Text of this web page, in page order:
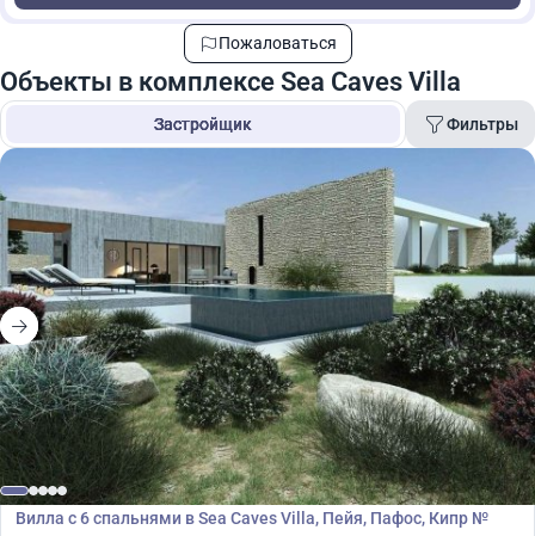
Пожаловаться
Объекты в комплексе Sea Caves Villa
Застройщик Фильтры
Площадь
Цена
Поиск
€ 2 800 000
Вилла
Вилла с 6 спальнями в Sea Caves Villa, Пейя, Пафос, Кипр №